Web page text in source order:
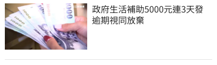
政府生活補助5000元連3天發
逾期視同放棄